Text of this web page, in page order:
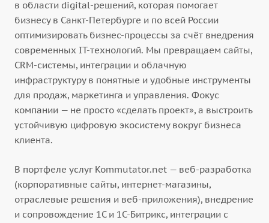
в области digital-решений, которая помогает
бизнесу в Санкт-Петербурге и по всей России
оптимизировать бизнес-процессы за счёт внедрения
современных IT-технологий. Мы превращаем сайты,
CRM-системы, интеграции и облачную
инфраструктуру в понятные и удобные инструменты
для продаж, маркетинга и управления. Фокус
компании — не просто «сделать проект», а выстроить
устойчивую цифровую экосистему вокруг бизнеса
клиента.
В портфеле услуг Kommutator.net — веб-разработка
(корпоративные сайты, интернет-магазины,
отраслевые решения и веб-приложения), внедрение
и сопровождение 1С и 1С-Битрикс, интеграции с